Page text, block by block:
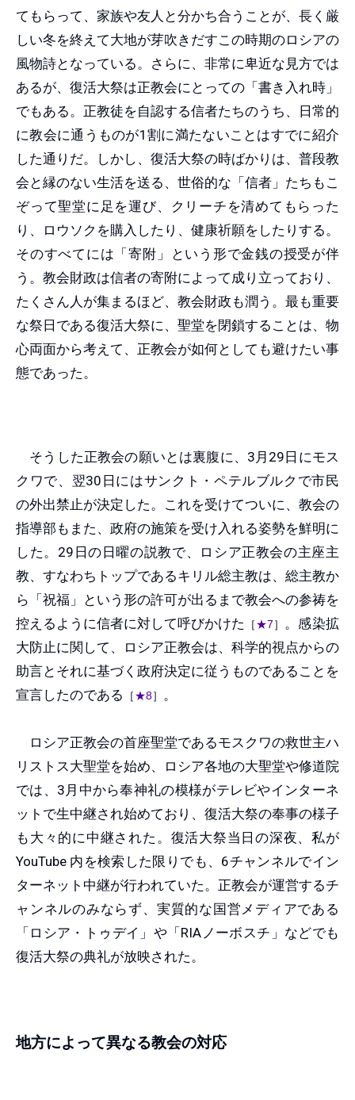
てもらって、家族や友人と分かち合うことが、長く厳
しい冬を終えて大地が芽吹きだすこの時期のロシアの
風物詩となっている。さらに、非常に卑近な見方では
あるが、復活大祭は正教会にとっての「書き入れ時」
でもある。正教徒を自認する信者たちのうち、日常的
に教会に通うものが1割に満たないことはすでに紹介
した通りだ。しかし、復活大祭の時ばかりは、普段教
会と縁のない生活を送る、世俗的な「信者」たちもこ
ぞって聖堂に足を運び、クリーチを清めてもらった
り、ロウソクを購入したり、健康祈願をしたりする。
そのすべてには「寄附」という形で金銭の授受が伴
う。教会財政は信者の寄附によって成り立っており、
たくさん人が集まるほど、教会財政も潤う。最も重要
な祭日である復活大祭に、聖堂を閉鎖することは、物
心両面から考えて、正教会が如何としても避けたい事
態であった。
そうした正教会の願いとは裏腹に、3月29日にモス
クワで、翌30日にはサンクト・ペテルブルクで市民
の外出禁止が決定した。これを受けてついに、教会の
指導部もまた、政府の施策を受け入れる姿勢を鮮明に
した。29日の日曜の説教で、ロシア正教会の主座主
教、すなわちトップであるキリル総主教は、総主教か
ら「祝福」という形の許可が出るまで教会への参祷を
控えるように信者に対して呼びかけた
［ ★7 ］ 。感染拡
大防止に関して、ロシア正教会は、科学的視点からの
助言とそれに基づく政府決定に従うものであることを
宣言したのである
［ ★8］ 。
ロシア正教会の首座聖堂であるモスクワの救世主ハ
リストス大聖堂を始め、ロシア各地の大聖堂や修道院
では、3月中から奉神礼の模様がテレビやインターネ
ットで生中継され始めており、復活大祭の奉事の様子
も大々的に中継された。復活大祭当日の深夜、私が
YouTube 内を検索した限りでも、6チャンネルでイン
ターネット中継が行われていた。正教会が運営するチ
ャンネルのみならず、実質的な国営メディアである
「ロシア・トゥデイ」や「RIAノーボスチ」などでも
復活大祭の典礼が放映された。
地方によって異なる教会の対応